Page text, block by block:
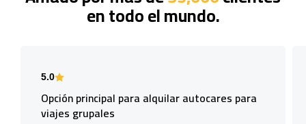
en todo el mundo.
5.0
Opción principal para alquilar autocares para
viajes grupales